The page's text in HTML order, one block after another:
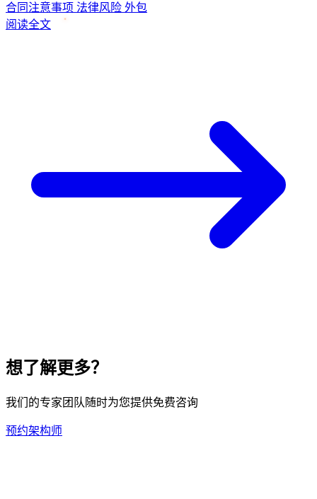
合同注意事项 法律风险 外包
阅读全文
想了解更多？
我们的专家团队随时为您提供免费咨询
预约架构师